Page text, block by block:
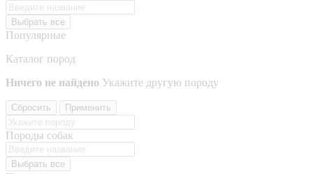
Выбрать все
Популярные
Каталог пород
Ничего не найдено Укажите другую породу
Сбросить Применить
Породы собак
Выбрать все